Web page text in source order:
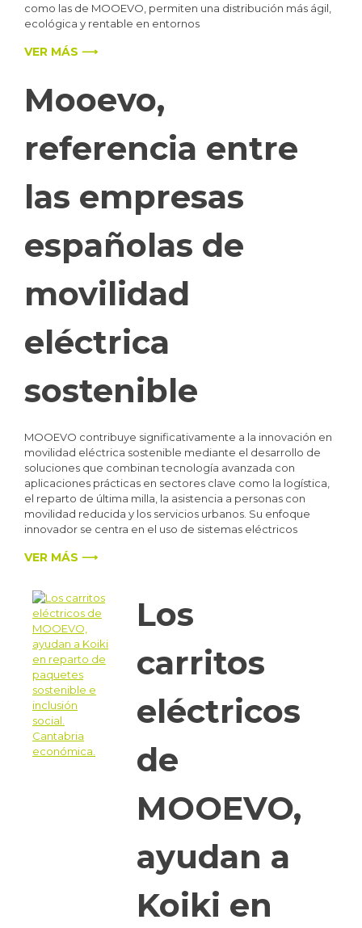
como las de MOOEVO, permiten una distribución más ágil,
ecológica y rentable en entornos
VER MÁS ⟶
Mooevo,
referencia entre
las empresas
españolas de
movilidad
eléctrica
sostenible
MOOEVO contribuye significativamente a la innovación en
movilidad eléctrica sostenible mediante el desarrollo de
soluciones que combinan tecnología avanzada con
aplicaciones prácticas en sectores clave como la logística,
el reparto de última milla, la asistencia a personas con
movilidad reducida y los servicios urbanos. Su enfoque
innovador se centra en el uso de sistemas eléctricos
VER MÁS ⟶
Los
carritos
eléctricos
de
MOOEVO,
ayudan a
Koiki en